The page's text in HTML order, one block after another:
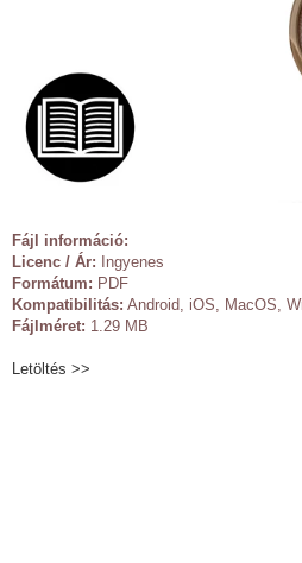
Fájl információ:
Licenc / Ár: Ingyenes
Formátum: PDF
Kompatibilitás: Android, iOS, MacOS,
Fájlméret: 1.29 MB
Letöltés >>